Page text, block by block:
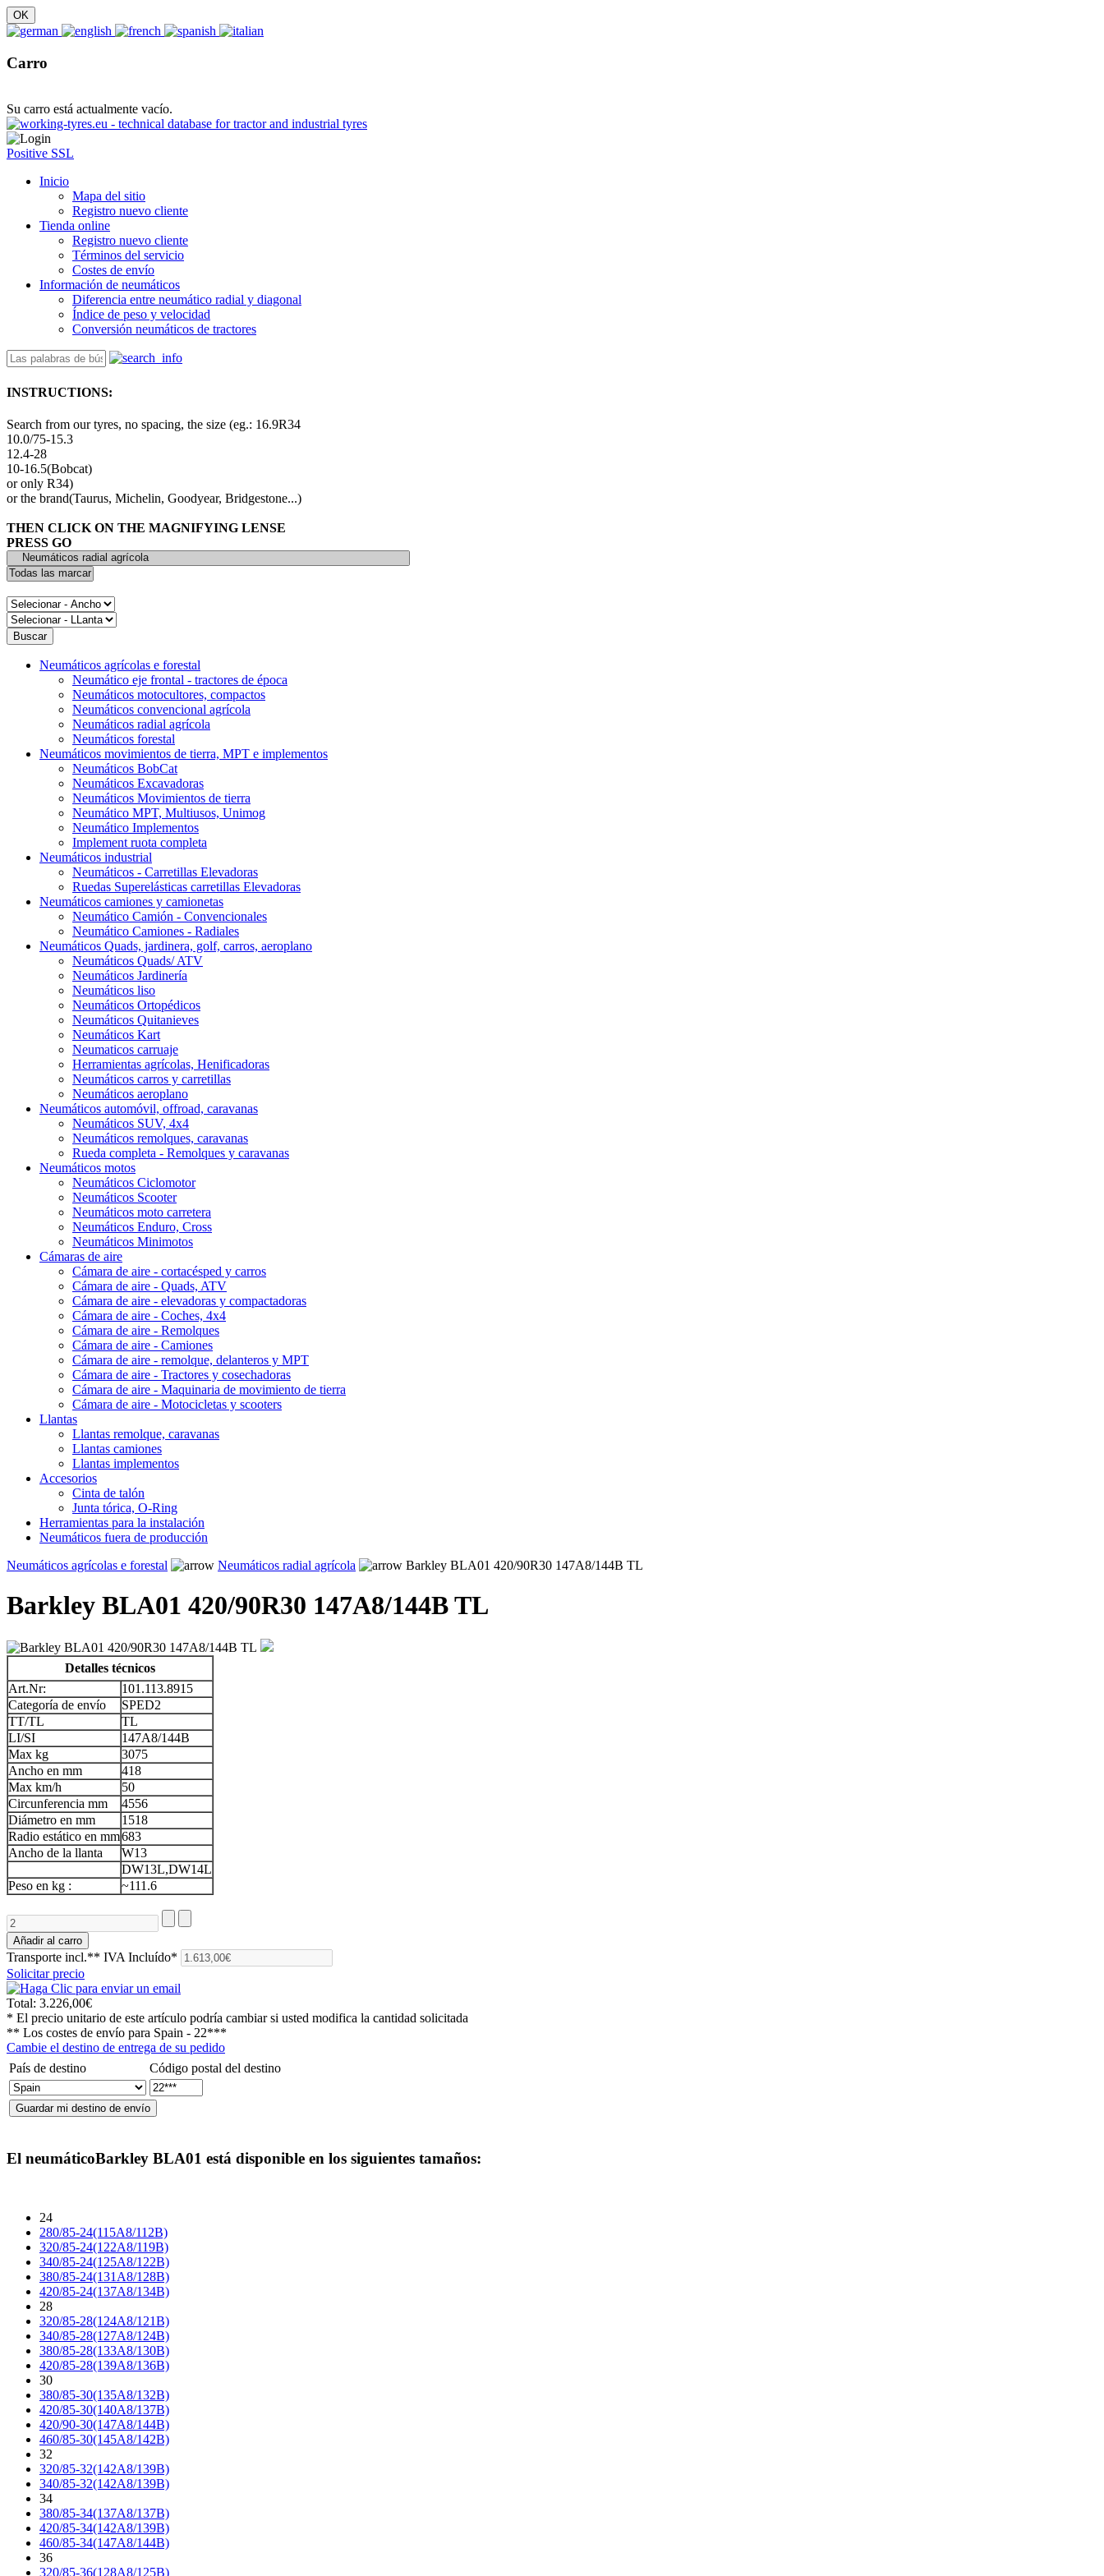
Carro
Su carro está actualmente vacío.
Positive SSL
Inicio
Mapa del sitio
Registro nuevo cliente
Tienda online
Registro nuevo cliente
Términos del servicio
Costes de envío
Información de neumáticos
Diferencia entre neumático radial y diagonal
Índice de peso y velocidad
Conversión neumáticos de tractores
INSTRUCTIONS:
Search from our tyres, no spacing, the size (eg.: 16.9R34
10.0/75-15.3
12.4-28
10-16.5(Bobcat)
or only R34)
or the brand(Taurus, Michelin, Goodyear, Bridgestone...)
THEN CLICK ON THE MAGNIFYING LENSE
PRESS GO
Neumáticos agrícolas e forestal
Neumático eje frontal - tractores de época
Neumáticos motocultores, compactos
Neumáticos convencional agrícola
Neumáticos radial agrícola
Neumáticos forestal
Neumáticos movimientos de tierra, MPT e implementos
Neumáticos BobCat
Neumáticos Excavadoras
Neumáticos Movimientos de tierra
Neumático MPT, Multiusos, Unimog
Neumático Implementos
Implement ruota completa
Neumáticos industrial
Neumáticos - Carretillas Elevadoras
Ruedas Superelásticas carretillas Elevadoras
Neumáticos camiones y camionetas
Neumático Camión - Convencionales
Neumático Camiones - Radiales
Neumáticos Quads, jardinera, golf, carros, aeroplano
Neumáticos Quads/ ATV
Neumáticos Jardinería
Neumáticos liso
Neumáticos Ortopédicos
Neumáticos Quitanieves
Neumáticos Kart
Neumaticos carruaje
Herramientas agrícolas, Henificadoras
Neumáticos carros y carretillas
Neumáticos aeroplano
Neumáticos automóvil, offroad, caravanas
Neumáticos SUV, 4x4
Neumáticos remolques, caravanas
Rueda completa - Remolques y caravanas
Neumáticos motos
Neumáticos Ciclomotor
Neumáticos Scooter
Neumáticos moto carretera
Neumáticos Enduro, Cross
Neumáticos Minimotos
Cámaras de aire
Cámara de aire - cortacésped y carros
Cámara de aire - Quads, ATV
Cámara de aire - elevadoras y compactadoras
Cámara de aire - Coches, 4x4
Cámara de aire - Remolques
Cámara de aire - Camiones
Cámara de aire - remolque, delanteros y MPT
Cámara de aire - Tractores y cosechadoras
Cámara de aire - Maquinaria de movimiento de tierra
Cámara de aire - Motocicletas y scooters
Llantas
Llantas remolque, caravanas
Llantas camiones
Llantas implementos
Accesorios
Cinta de talón
Junta tórica, O-Ring
Herramientas para la instalación
Neumáticos fuera de producción
Neumáticos agrícolas e forestal
Neumáticos radial agrícola Barkley BLA01 420/90R30 147A8/144B TL
Barkley BLA01 420/90R30 147A8/144B TL
Detalles técnicos
Art.Nr:
101.113.8915
Categoría de envío
SPED2
TT/TL
TL
LI/SI
147A8/144B
Max kg
3075
Ancho en mm
418
Max km/h
50
Circunferencia mm
4556
Diámetro en mm
1518
Radio estático en mm683
Ancho de la llanta
W13
DW13L,DW14L
Peso en kg :
~111.6
Transporte incl.** IVA Incluído*
Solicitar precio
Total: 3.226,00€
* El precio unitario de este artículo podría cambiar si usted modifica la cantidad solicitada
** Los costes de envío para Spain - 22***
Cambie el destino de entrega de su pedido
País de destino
Código postal del destino
El neumáticoBarkley BLA01 está disponible en los siguientes tamaños:
24
280/85-24(115A8/112B)
320/85-24(122A8/119B)
340/85-24(125A8/122B)
380/85-24(131A8/128B)
420/85-24(137A8/134B)
28
320/85-28(124A8/121B)
340/85-28(127A8/124B)
380/85-28(133A8/130B)
420/85-28(139A8/136B)
30
380/85-30(135A8/132B)
420/85-30(140A8/137B)
420/90-30(147A8/144B)
460/85-30(145A8/142B)
32
320/85-32(142A8/139B)
340/85-32(142A8/139B)
34
380/85-34(137A8/137B)
420/85-34(142A8/139B)
460/85-34(147A8/144B)
36
320/85-36(128A8/125B)